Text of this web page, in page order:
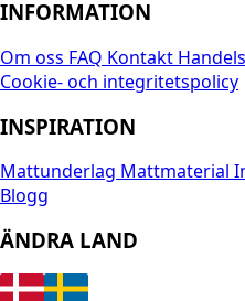
INFORMATION
Om oss FAQ Kontakt
Cookie- och integritetspolicy
INSPIRATION
Mattunderlag Mattmaterial
Blogg
ÄNDRA LAND